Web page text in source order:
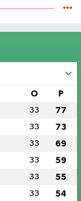
O P
33 77
33 73
33 69
33 59
33 55
33 54